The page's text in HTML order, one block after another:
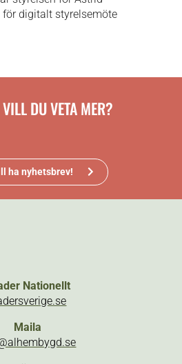
digitalt styrelsemöte
DU VETA MER?
ha nyhetsbrev!
Nationellt
Maila